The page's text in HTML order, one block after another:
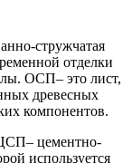
стружчатая
отделки
ОСП– это лист,
древесных
компонентов.
цементно-
используется